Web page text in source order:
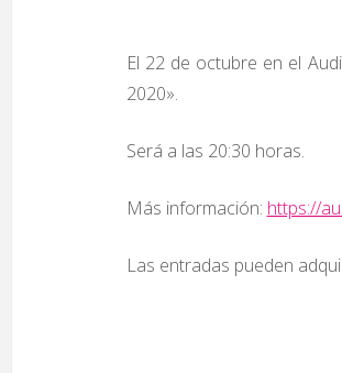
El 22 de octubre en el
2020».
Será a las 20:30 horas.
Más información: https://
Las entradas pueden